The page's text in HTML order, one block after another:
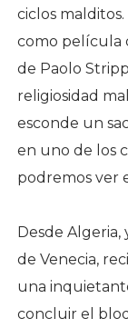
ciclos
como película
de Paolo
religiosidad
esconde un
en uno de los
podremos ver
Desde
de Venecia,
una
concluir el